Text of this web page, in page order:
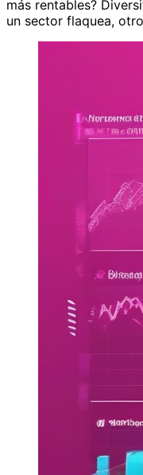
más rentables?
un sector flaquea,